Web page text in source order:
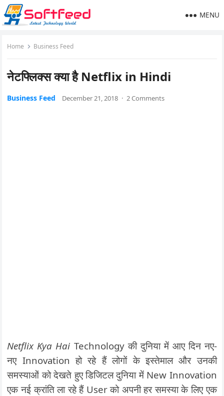
MENU
Home Business Feed
नेटफ्लिक्स क्या है Netflix in Hindi
Business Feed December 21, 2018 · 2 Comments
Netflix Kya Hai Technology की दुनिया में आए दिन नए-
नए Innovation हो रहे हैं लोगों के इस्तेमाल और उनकी
समस्याओं को देखते हुए डिजिटल दुनिया में New Innovation
एक नई क्रांति ला रहे हैं User को अपनी हर समस्या के लिए एक